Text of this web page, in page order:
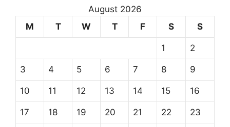
August 2026
M
T W T F S S
1 2
3 4 5 6 7 8 9
10 11 12 13 14 15 16
17 18 19 20 21 22 23